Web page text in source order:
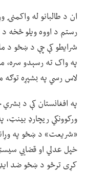
ان د طالبانو له واکمنۍ
رستم د اووه ویلو څخه د
شرایطو کې چې د ښځو د
په واک ته رسېدو سره،
لاس رسي په بشپړه
په افغانستان کې د بشري
ورکوونکي ریچارډ بینټ،
«شریعت» د ښځو په
خپل عدلي او قضایي
کړی ترڅو د ښځو ضد